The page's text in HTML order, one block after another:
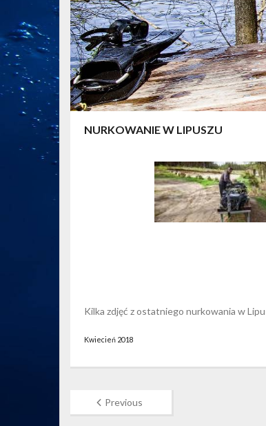
NURKOWANIE W LIPUSZU
Kilka zdjęć z ostatniego nurkowania w
Kwiecień 2018
Previous